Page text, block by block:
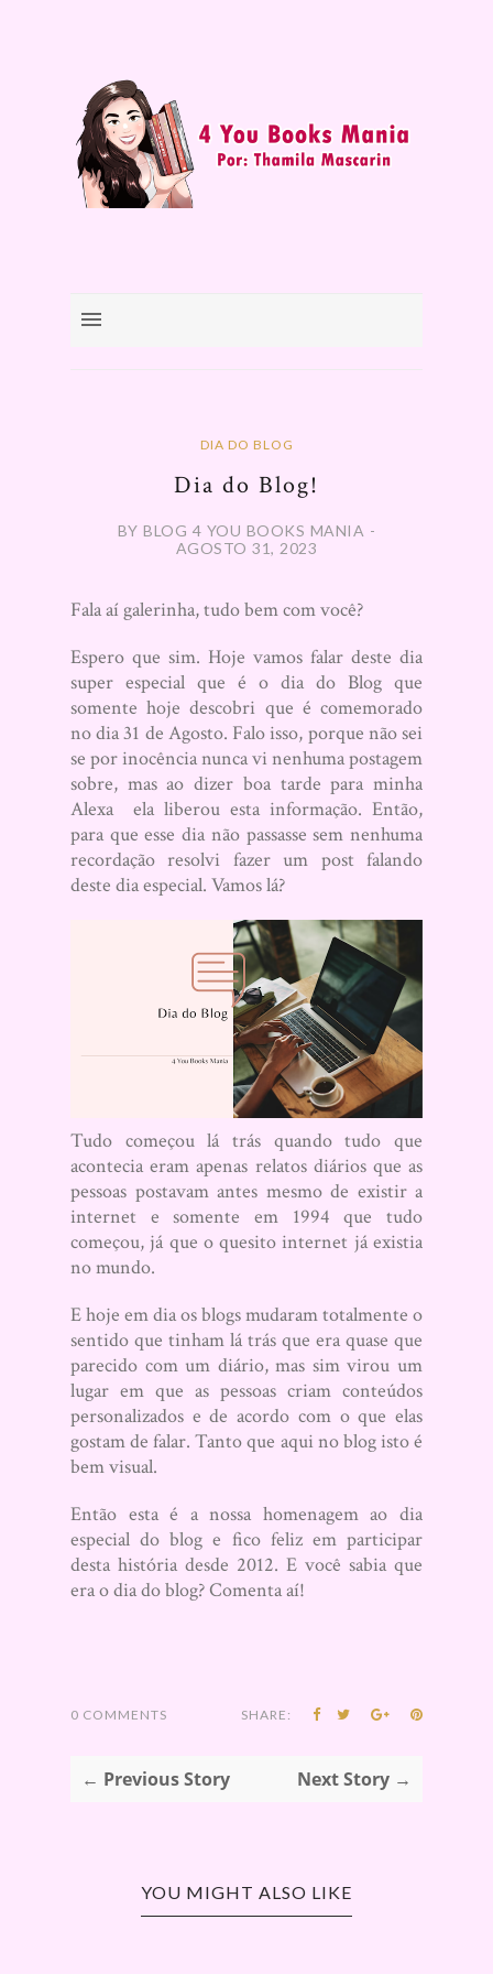
DIA DO BLOG
Dia do Blog!
BY BLOG 4 YOU BOOKS MANIA -
AGOSTO 31, 2023
Fala aí galerinha, tudo bem com você?
Espero que sim. Hoje vamos falar deste dia
super especial que é o dia do Blog que
somente hoje descobri que é comemorado
no dia 31 de Agosto. Falo isso, porque não sei
se por inocência nunca vi nenhuma postagem
sobre, mas ao dizer boa tarde para minha
Alexa ela liberou esta informação. Então,
para que esse dia não passasse sem nenhuma
recordação resolvi fazer um post falando
deste dia especial. Vamos lá?
Tudo começou lá trás quando tudo que
acontecia eram apenas relatos diários que as
pessoas postavam antes mesmo de existir a
internet e somente em 1994 que tudo
começou, já que o quesito internet já existia
no mundo.
E hoje em dia os blogs mudaram totalmente o
sentido que tinham lá trás que era quase que
parecido com um diário, mas sim virou um
lugar em que as pessoas criam conteúdos
personalizados e de acordo com o que elas
gostam de falar. Tanto que aqui no blog isto é
bem visual.
Então esta é a nossa homenagem ao dia
especial do blog e fico feliz em participar
desta história desde 2012. E você sabia que
era o dia do blog? Comenta aí!
0 COMMENTS SHARE:
← Previous Story Next Story →
YOU MIGHT ALSO LIKE